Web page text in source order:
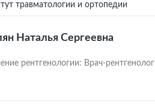
травматологии и ортопедии
Наталья Сергеевна
рентгенологии: Врач-рентгенолог